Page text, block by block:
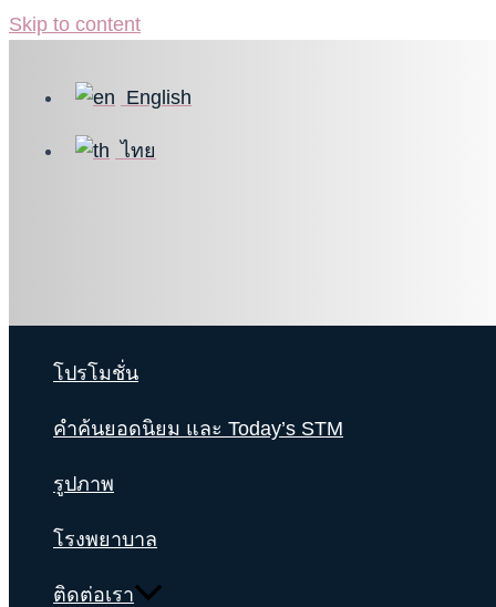
Skip to content
English
ไทย
โปรโมชั่น
คำค้นยอดนิยม และ Today’s STM
รูปภาพ
โรงพยาบาล
ติดต่อเรา